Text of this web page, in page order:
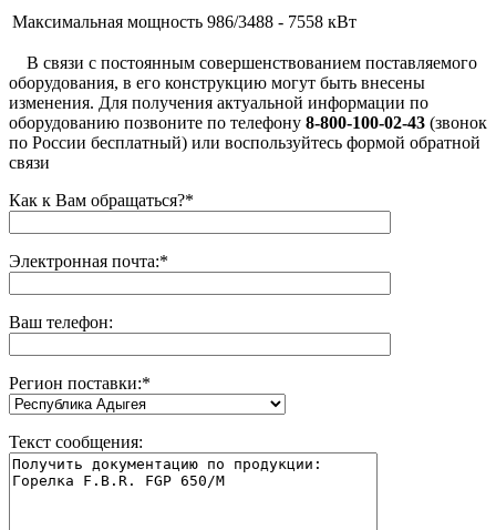
Максимальная мощность 986/3488 - 7558 кВт
В связи с постоянным совершенствованием поставляемого
оборудования, в его конструкцию могут быть внесены
изменения. Для получения актуальной информации по
оборудованию позвоните по телефону 8-800-100-02-43 (звонок
по России бесплатный) или воспользуйтесь формой обратной
связи
Как к Вам обращаться?*
Электронная почта:*
Ваш телефон:
Регион поставки:*
Текст сообщения: